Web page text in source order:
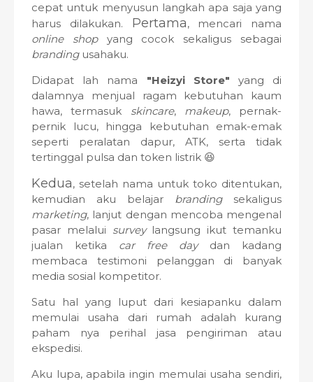
cepat untuk menyusun langkah apa saja yang
harus dilakukan. Pertama, mencari nama
online shopyang cocok sekaligus sebagai
branding usahaku.
Didapat lah nama "Heizyi Store" yang di
dalamnya menjual ragam kebutuhan kaum
hawa, termasuk skincare, makeup, pernak-
pernik lucu, hingga kebutuhan emak-emak
seperti peralatan dapur, ATK, serta tidak
tertinggal pulsa dan token listrik 😆
Kedua, setelah nama untuk toko ditentukan,
kemudian aku belajar branding sekaligus
marketing, lanjut dengan mencoba mengenal
pasar melalui survey langsung ikut temanku
jualan ketika car free daydan kadang
membaca testimoni pelanggan di banyak
media sosial kompetitor.
Satu hal yang luput dari kesiapanku dalam
memulai usaha dari rumah adalah kurang
paham nya perihal jasa pengiriman atau
ekspedisi.
Aku lupa, apabila ingin memulai usaha sendiri,